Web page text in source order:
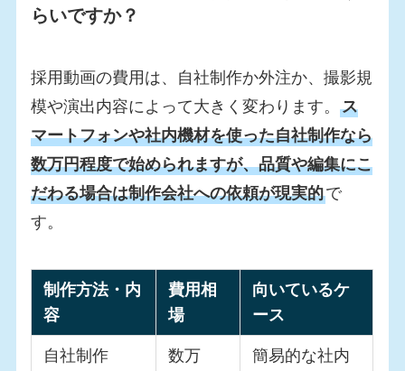
らいですか？
採用動画の費用は、自社制作か外注か、撮影規
模や演出内容によって大きく変わります。ス
マートフォンや社内機材を使った自社制作なら
数万円程度で始められますが、品質や編集にこ
だわる場合は制作会社への依頼が現実的で
す。
制作方法・内
容
費用相
場
向いているケ
ース
自社制作
数万
簡易的な社内